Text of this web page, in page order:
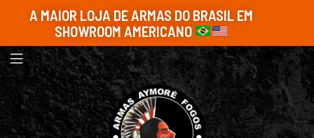
A MAIOR LOJA DE ARMAS DO BRASIL EM
SHOWROOM AMERICANO